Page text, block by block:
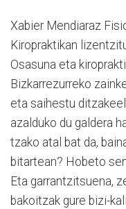
Xabier Mendiaraz
Kiroprak­ti­kan
Osasuna eta
Bizkarrezurreko
eta saihestu
azalduko du galdera
tza­ko atal bat da,
bitartean? Hobeto
Eta garrantzitsuena,
bakoitzak gure bizi-